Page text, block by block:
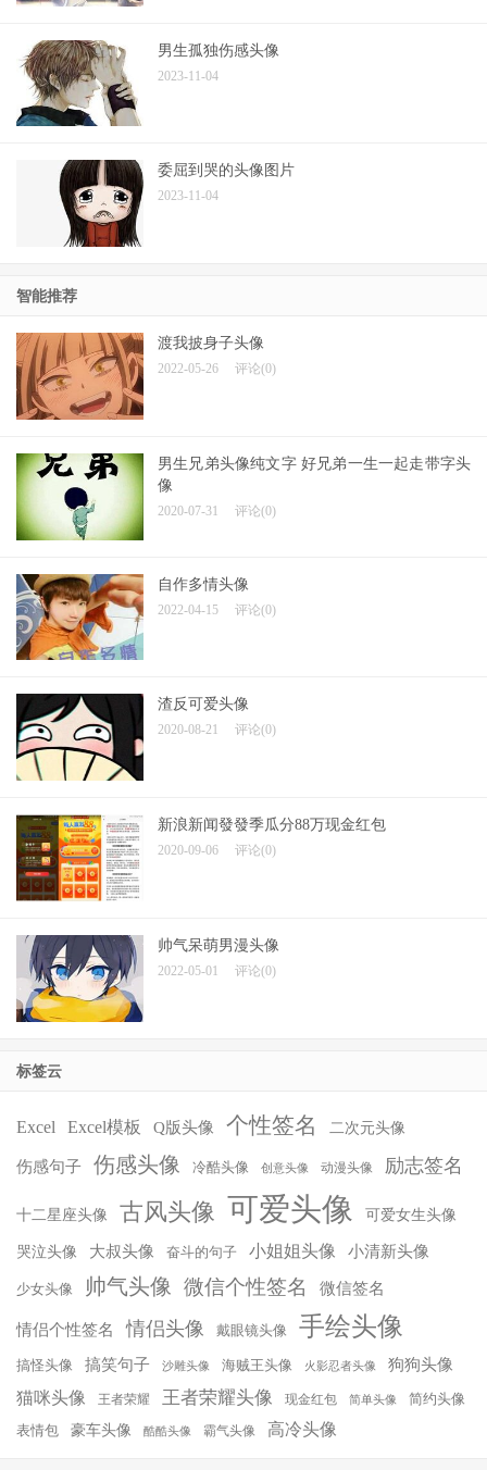
男生孤独伤感头像
2023-11-04
委屈到哭的头像图片
2023-11-04
智能推荐
渡我披身子头像
2022-05-26 评论(0)
男生兄弟头像纯文字 好兄弟一生一起走带字头
像
2020-07-31 评论(0)
自作多情头像
2022-04-15 评论(0)
渣反可爱头像
2020-08-21 评论(0)
新浪新闻發發季瓜分88万现金红包
2020-09-06 评论(0)
帅气呆萌男漫头像
2022-05-01 评论(0)
标签云
Excel Excel模板 Q版头像 个性签名 二次元头像
伤感句子 伤感头像 冷酷头像 创意头像 动漫头像 励志签名
十二星座头像 古风头像 可爱头像 可爱女生头像
哭泣头像 大叔头像 奋斗的句子 小姐姐头像 小清新头像
少女头像 帅气头像 微信个性签名 微信签名
情侣个性签名 情侣头像 戴眼镜头像 手绘头像
搞怪头像 搞笑句子 沙雕头像 海贼王头像 火影忍者头像 狗狗头像
猫咪头像 王者荣耀 王者荣耀头像 现金红包 简单头像 简约头像
表情包 豪车头像 酷酷头像 霸气头像 高冷头像